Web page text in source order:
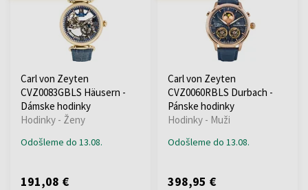
Carl von Zeyten
CVZ0083GBLS Häusern -
Dámske hodinky
Hodinky - Ženy
Odošleme do 13.08.
191,08 €
Carl von Zeyten
CVZ0060RBLS Durbach -
Pánske hodinky
Hodinky - Muži
Odošleme do 13.08.
398,95 €